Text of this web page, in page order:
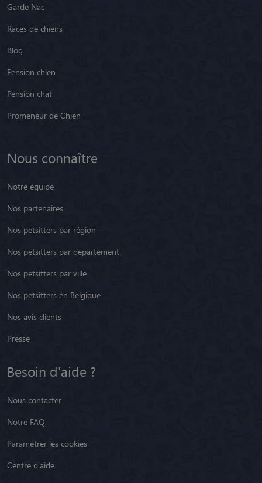
Garde Nac
Races de chiens
Blog
Pension chien
Pension chat
Promeneur de Chien
Nous connaître
Notre équipe
Nos partenaires
Nos petsitters par région
Nos petsitters par département
Nos petsitters par ville
Nos petsitters en Belgique
Nos avis clients
Presse
Besoin d'aide ?
Nous contacter
Notre FAQ
Paramétrer les cookies
Centre d'aide